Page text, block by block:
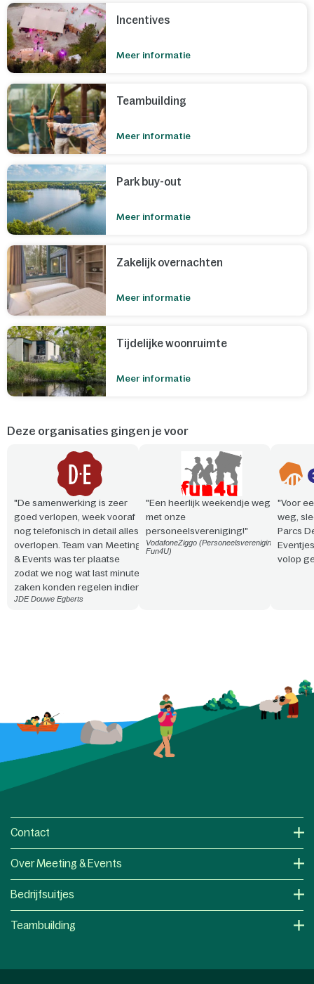
Incentives
Meer informatie
Teambuilding
Meer informatie
Park buy-out
Meer informatie
Zakelijk overnachten
Meer informatie
Tijdelijke woonruimte
Meer informatie
Deze organisaties gingen je voor
"De samenwerking is zeer
goed verlopen, week vooraf
nog telefonisch in detail alles
overlopen. Team van Meeting
& Events was ter plaatse
zodat we nog wat last minute
zaken konden regelen indien
nodig. Vriendelijke en
JDE Douwe Egberts
"Een heerlijk weekendje weg
met onze
personeelsvereniging!"
VodafoneZiggo (Personeelsvereniging
Fun4U)
"Voor
weg,
Parcs
volop
Contact
Over Meeting & Events
Bedrijfsuitjes
Teambuilding